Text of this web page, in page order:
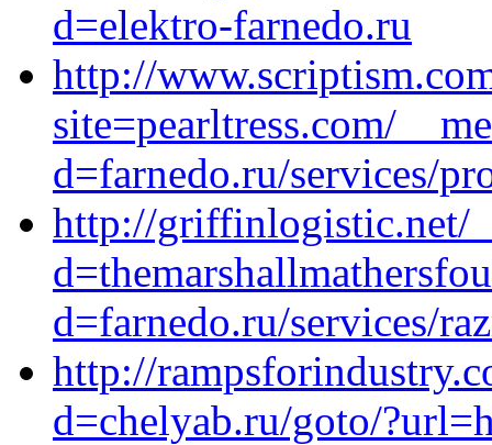
d=elektro-farnedo.ru
http://
site=pearltress.com/
d=farnedo.ru/services/
http://griffinlogistic.net/
d=farnedo.ru/services/
http://
d=chelyab.ru/goto/